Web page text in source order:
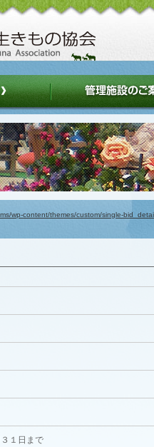
wp-content/themes/custom/single-
１日まで